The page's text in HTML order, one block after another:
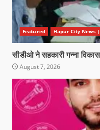
Featured Hapur City News ||
सीडीओ ने सहकारी गन्ना विकास
August 7, 2026